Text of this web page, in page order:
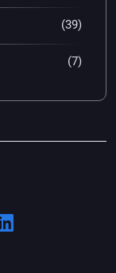
(39)
(7)